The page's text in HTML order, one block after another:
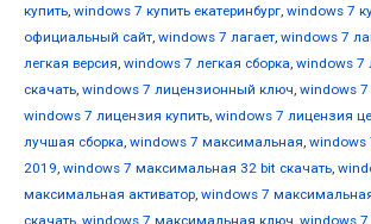
купить, windows 7 купить екатеринбург, windows 7
официальный сайт, windows 7 лагает, windows 7
легкая версия, windows 7 легкая сборка, windows 7
скачать, windows 7 лицензионный ключ, windows
windows 7 лицензия купить, windows 7 лицензия
лучшая сборка, windows 7 максимальная, windows
2019, windows 7 максимальная 32 bit скачать,
максимальная активатор, windows 7